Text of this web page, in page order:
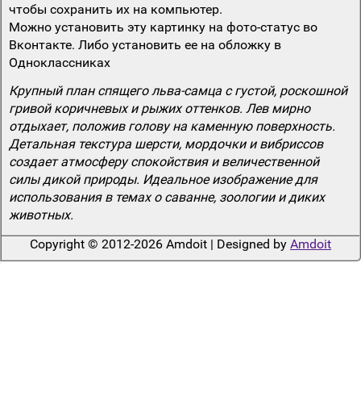
чтобы сохранить их на компьютер.
Можно установить эту картинку на фото-статус во
Вконтакте. Либо установить ее на обложку в
Одноклассниках
Крупный план спящего льва-самца с густой, роскошной
гривой коричневых и рыжих оттенков. Лев мирно
отдыхает, положив голову на каменную поверхность.
Детальная текстура шерсти, мордочки и вибриссов
создает атмосферу спокойствия и величественной
силы дикой природы. Идеальное изображение для
использования в темах о саванне, зоологии и диких
животных.
Copyright © 2012-2026 Amdoit | Designed by Amdoit